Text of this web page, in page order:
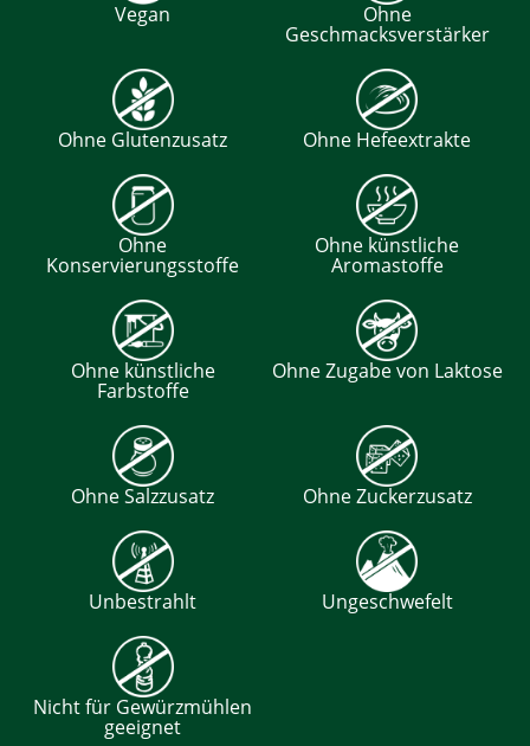
Vegan Ohne
Geschmacksverstärker
Ohne Glutenzusatz Ohne Hefeextrakte
Ohne
Konservierungsstoffe
Ohne künstliche
Aromastoffe
Ohne künstliche
Farbstoffe
Ohne Zugabe von Laktose
Ohne Salzzusatz Ohne Zuckerzusatz
Unbestrahlt Ungeschwefelt
Nicht für Gewürzmühlen
geeignet